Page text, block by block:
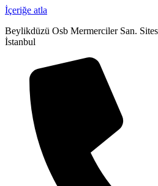
İçeriğe atla
Beylikdüzü Osb Mermerciler San.
İstanbul